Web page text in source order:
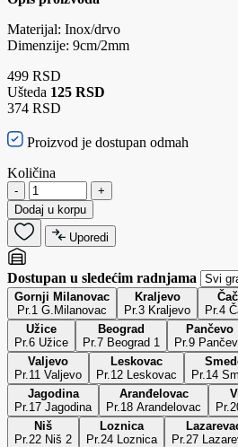
Materijal: Inox/drvo
Dimenzije: 9cm/2mm
499 RSD
Ušteda 125 RSD
374 RSD
Proizvod je dostupan odmah
Količina
-
+
Dodaj u korpu
Uporedi
Dostupan u sledećim radnjama
Gornji Milanovac
Pr.1 G.Milanovac
Kraljevo
Pr.3 Kraljevo
Pr.4
Užice
Pr.6 Užice
Beograd
Pr.7 Beograd 1
Pančevo
Pr.9
Valjevo
Pr.11 Valjevo
Leskovac
Pr.12 Leskovac
Pr.14
Jagodina
Pr.17 Jagodina
Aranđelovac
Pr.18 Arandelovac
Niš
Pr.22 Niš 2
Loznica
Pr.24 Loznica
Pr.27